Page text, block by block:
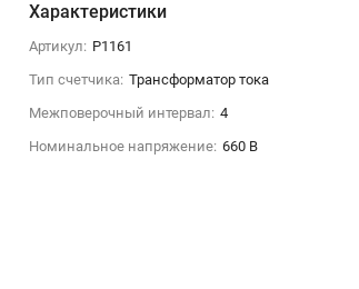
Характеристики
Артикул: P1161
Тип счетчика: Трансформатор тока
Межповерочный интервал: 4
Номинальное напряжение: 660 В